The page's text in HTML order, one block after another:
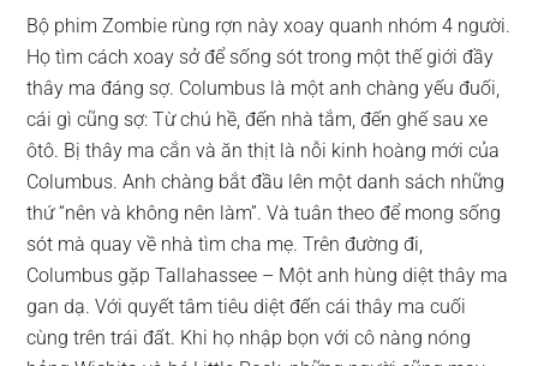
Bộ phim Zombie rùng rợn này xoay quanh nhóm 4 người.
Họ tìm cách xoay sở để sống sót trong một thế giới đầy
thây ma đáng sợ. Columbus là một anh chàng yếu đuối,
cái gì cũng sợ: Từ chú hề, đến nhà tắm, đến ghế sau xe
ôtô. Bị thây ma cắn và ăn thịt là nỗi kinh hoàng mới của
Columbus. Anh chàng bắt đầu lên một danh sách những
thứ “nên và không nên làm”. Và tuân theo để mong sống
sót mà quay về nhà tìm cha mẹ. Trên đường đi,
Columbus gặp Tallahassee – Một anh hùng diệt thây ma
gan dạ. Với quyết tâm tiêu diệt đến cái thây ma cuối
cùng trên trái đất. Khi họ nhập bọn với cô nàng nóng